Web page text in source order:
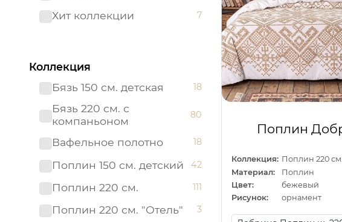
Хит коллекции 7
Коллекция
Бязь 150 см. детская
18
Бязь 220 см. с
компаньоном
80
Вафельное полотно 18
Поплин 150 см. детский 42
Поплин 220 см. 111
Поплин 220 см. "Отель" 3
Поплин
Коллекция: Поплин 220 см.
Материал:
Поплин
Цвет:
бежевый
Рисунок:
орнамент